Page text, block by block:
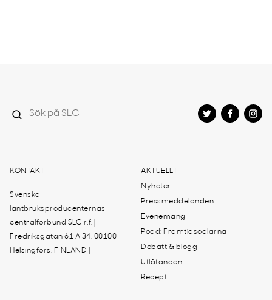
KONTAKT
Svenska
lantbruksproducenternas
centralförbund SLC r.f. |
Fredriksgatan 61 A 34, 00100
Helsingfors, FINLAND |
AKTUELLT
Nyheter
Pressmeddelanden
Evenemang
Podd: Framtidsodlarna
Debatt & blogg
Utlåtanden
Recept